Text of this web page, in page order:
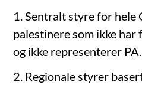
1. Sentralt styre for hele
palestinere som ikke
og ikke representerer PA.
2. Regionale styrer